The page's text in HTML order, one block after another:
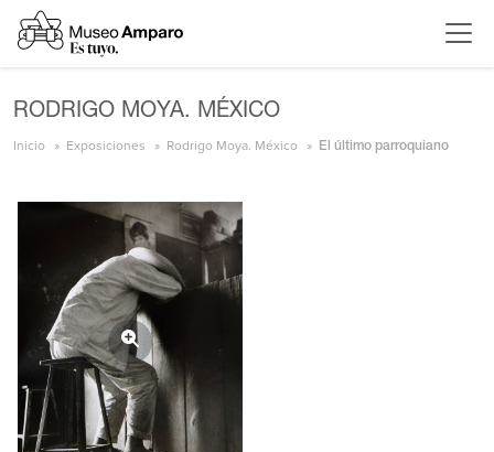
RODRIGO MOYA. MÉXICO
Inicio Exposiciones Rodrigo Moya. México El último parroquiano